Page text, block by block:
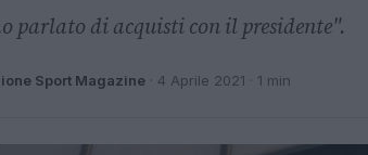
parlato di acquisti con il presidente".
Sport Magazine · 4 Aprile 2021 · 1 min